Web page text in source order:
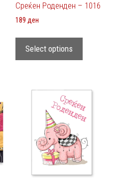
Среќен Роденден – 1016
189 ден
Select options